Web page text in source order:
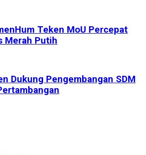
Teken MoU Percepat
Merah Putih
Dukung Pengembangan SDM